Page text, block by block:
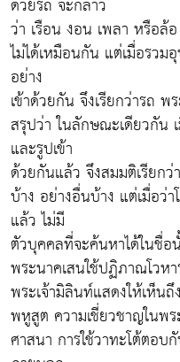
ว่า เรือน งอน เพลา หรือล้
ไม่ได้เหมือนกัน แต่เมื่อรว
อย่าง
เข้าด้วยกัน จึงเรียกว่ารถ พ
สรุปว่า ในลักษณะเดียวกัน
และรูปเข้า
ด้วยกันแล้ว จึงสมมติเรียกว่
บ้าง อย่างอื่นบ้าง แต่เมื่อว่
แล้ว ไม่มี
ตัวบุคคลที่จะค้นหาได้ในชื่
พระนาคเสนใช้ปฏิภาณโวห
พระเจ้ามิลินท์แสดงให้เห็นถึ
พหูสูต ความเชี่ยวชาญในพ
ศาสนา การใช้วาทะโต้ตอบ